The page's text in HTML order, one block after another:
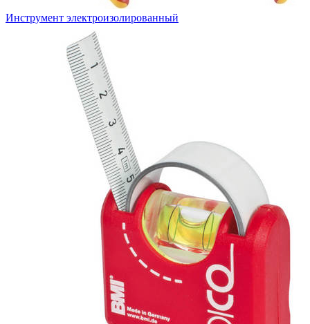
Инструмент электроизолированный